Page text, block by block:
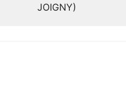
JOIGNY)